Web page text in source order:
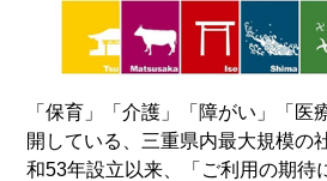
「保育」「介護」「障がい」「医
開している、三重県内最大規模の
和53年設立以来、「ご利用の期待